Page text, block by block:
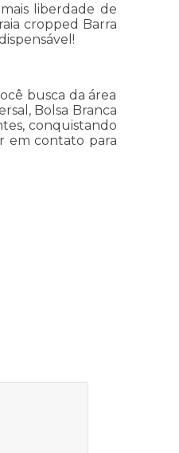
liberdade de
cropped Barra
busca da área
Bolsa Branca
conquistando
em contato para